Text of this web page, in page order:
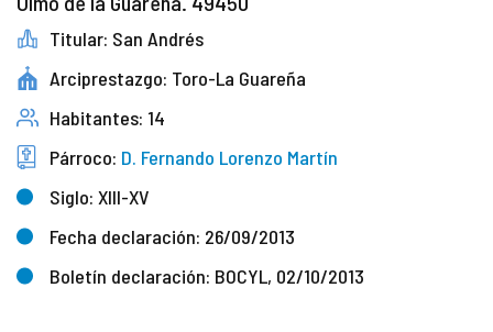
Titular: San Andrés
Arciprestazgo: Toro-La Guareña
Habitantes: 14
Párroco: D. Fernando Lorenzo Martín
Siglo: XIII-XV
Fecha declaración: 26/09/2013
Boletín declaración: BOCYL, 02/10/2013